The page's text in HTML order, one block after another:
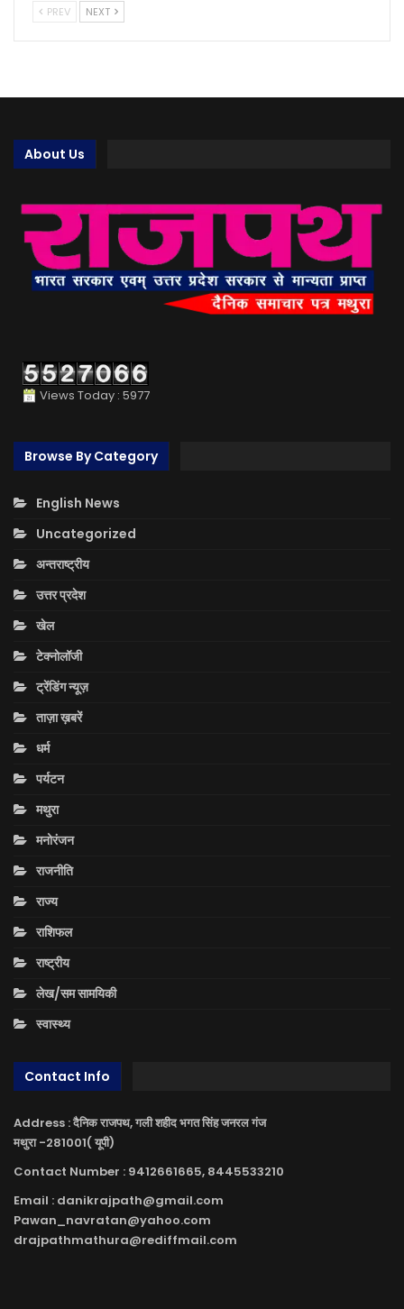
PREV NEXT
About Us
Views Today : 5977
Browse By Category
English News
Uncategorized
अन्तराष्ट्रीय
उत्तर प्रदेश
खेल
टेक्नोलॉजी
ट्रेंडिंग न्यूज़
ताज़ा ख़बरें
धर्म
पर्यटन
मथुरा
मनोरंजन
राजनीति
राज्य
राशिफल
राष्ट्रीय
लेख/सम सामयिकी
स्वास्थ्य
Contact Info
Address : दैनिक राजपथ, गली शहीद भगत सिंह जनरल गंज
मथुरा -281001( यूपी)
Contact Number : 9412661665, 8445533210
Email : danikrajpath@gmail.com
Pawan_navratan@yahoo.com
drajpathmathura@rediffmail.com